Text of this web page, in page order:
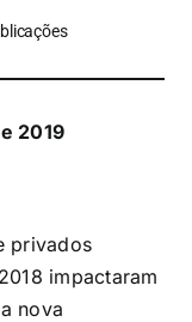
2019
privados
impactaram
nova